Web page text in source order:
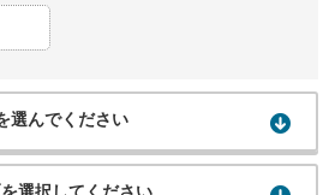
選んでください